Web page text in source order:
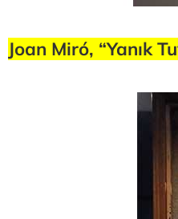
Joan Miró, “Yanık